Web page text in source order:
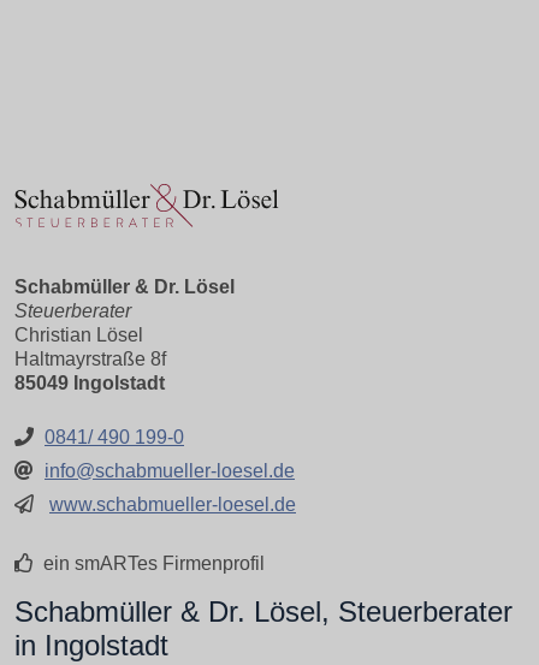
Schabmüller & Dr. Lösel
Steuerberater
Christian Lösel
Haltmayrstraße 8f
85049 Ingolstadt
0841/ 490 199-0
info@schabmueller-loesel.de
www.schabmueller-loesel.de
ein smARTes Firmenprofil
Schabmüller & Dr. Lösel, Steuerberater
in Ingolstadt